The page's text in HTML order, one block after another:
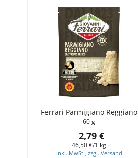
Ferrari Parmigiano Reggiano
60 g
2,79 €
46,50 €/1 kg
inkl. MwSt., zzgl. Versand